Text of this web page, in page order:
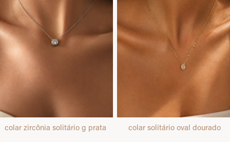
colar zircônia solitário g prata colar solitário oval dourado